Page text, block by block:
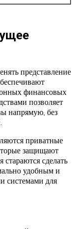
представление
финансовых
позволяет
напрямую, без
приватные
защищают
сделать
удобным и
системами для